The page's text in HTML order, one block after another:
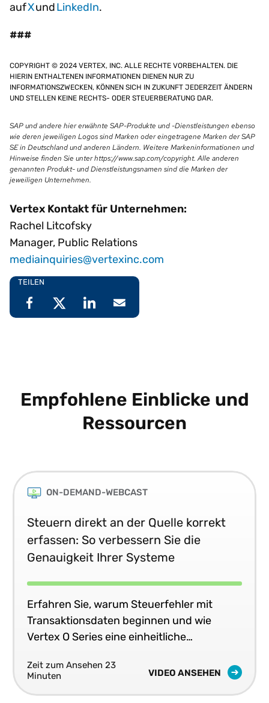
aufXundLinkedIn.
###
COPYRIGHT © 2024 VERTEX, INC. ALLE RECHTE VORBEHALTEN. DIE
HIERIN ENTHALTENEN INFORMATIONEN DIENEN NUR ZU
INFORMATIONSZWECKEN, KÖNNEN SICH IN ZUKUNFT JEDERZEIT ÄNDERN
UND STELLEN KEINE RECHTS- ODER STEUERBERATUNG DAR.
SAP und andere hier erwähnte SAP-Produkte und -Dienstleistungen ebenso
wie deren jeweiligen Logos sind Marken oder eingetragene Marken der SAP
SE in Deutschland und anderen Ländern. Weitere Markeninformationen und
Hinweise finden Sie unter https://www.sap.com/copyright. Alle anderen
genannten Produkt- und Dienstleistungsnamen sind die Marken der
jeweiligen Unternehmen.
Vertex Kontakt für Unternehmen:
Rachel Litcofsky
Manager, Public Relations
mediainquiries@vertexinc.com
TEILEN
Empfohlene Einblicke und
Ressourcen
ON-DEMAND-WEBCAST
Steuern direkt an der Quelle korrekt
erfassen: So verbessern Sie die
Genauigkeit Ihrer Systeme
Erfahren Sie, warum Steuerfehler mit
Transaktionsdaten beginnen und wie
Vertex O Series eine einheitliche
Geschäftssystemen liefert.
Zeit zum Ansehen 23
Minuten
VIDEO ANSEHEN